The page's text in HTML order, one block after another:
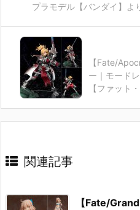
プラモデル【バンダイ】よ
【Fate/
ー｜モード
【ファット
関連記事
【Fate/